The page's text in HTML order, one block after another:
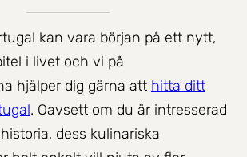
kan vara början på ett nytt,
i livet och vi på
hjälper dig gärna att hitta ditt
. Oavsett om du är intresserad
dess kulinariska